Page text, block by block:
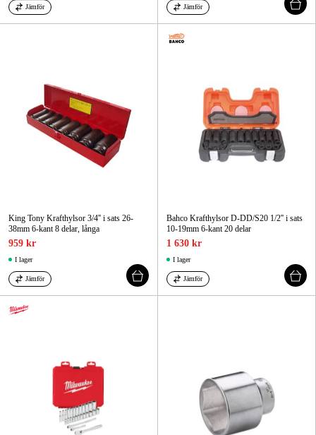
Jämför Jämför
King Tony Krafthylsor 3/4'' i sats 26-
38mm 6-kant 8 delar, långa
959 kr
I lager
Jämför
Bahco Krafthylsor D-DD/S20 1/2'' i sats
10-19mm 6-kant 20 delar
1 630 kr
I lager
Jämför